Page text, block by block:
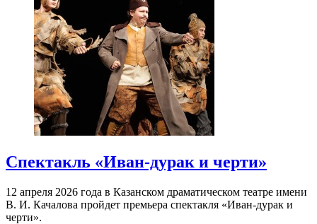
Спектакль «Иван-дурак и черти»
12 апреля 2026 года в Казанском драматическом театре имени
В. И. Качалова пройдет премьера спектакля «Иван-дурак и
черти».